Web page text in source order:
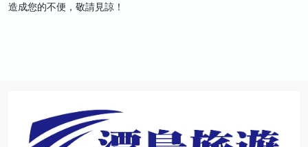
造成您的不便，敬請見諒！